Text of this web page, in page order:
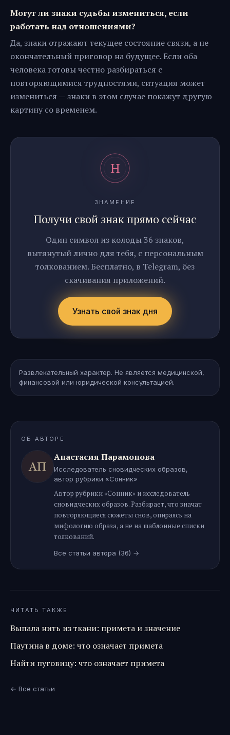
Могут ли знаки судьбы измениться, если
работать над отношениями?
Да, знаки отражают текущее состояние связи, а не
окончательный приговор на будущее. Если оба
человека готовы честно разбираться с
повторяющимися трудностями, ситуация может
измениться — знаки в этом случае покажут другую
картину со временем.
ЗНАМЕНИЕ
Получи свой знак прямо сейчас
Один символ из колоды 36 знаков,
вытянутый лично для тебя, с персональным
толкованием. Бесплатно, в Telegram, без
скачивания приложений.
Узнать свой знак дня
Развлекательный характер. Не является медицинской,
финансовой или юридической консультацией.
ОБ АВТОРЕ
Анастасия Парамонова
Исследователь сновидческих образов,
автор рубрики «Сонник»
Автор рубрики «Сонник» и исследователь
сновидческих образов. Разбирает, что значат
повторяющиеся сюжеты снов, опираясь на
мифологию образа, а не на шаблонные списки
толкований.
Все статьи автора (36) →
ЧИТАТЬ ТАКЖЕ
Выпала нить из ткани: примета и значение
Паутина в доме: что означает примета
Найти пуговицу: что означает примета
← Все статьи